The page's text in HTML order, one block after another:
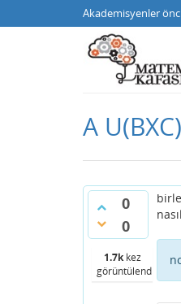
Akademisyenler
A
0
0
1.7kkez
görüntülendi